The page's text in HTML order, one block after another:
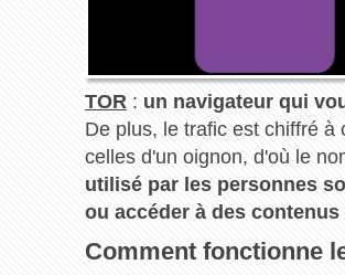
TOR : un navigateur qui
De plus, le trafic est chiffré
celles d'un oignon, d'où le
utilisé par les personnes
ou accéder à des contenus
Comment fonctionne